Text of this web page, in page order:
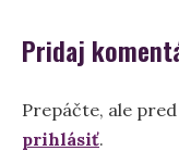
Pridaj
Prepáčte, ale
prihlásiť.